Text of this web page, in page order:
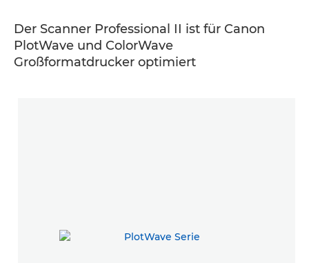
Der Scanner Professional II ist für Canon
PlotWave und ColorWave
Großformatdrucker optimiert